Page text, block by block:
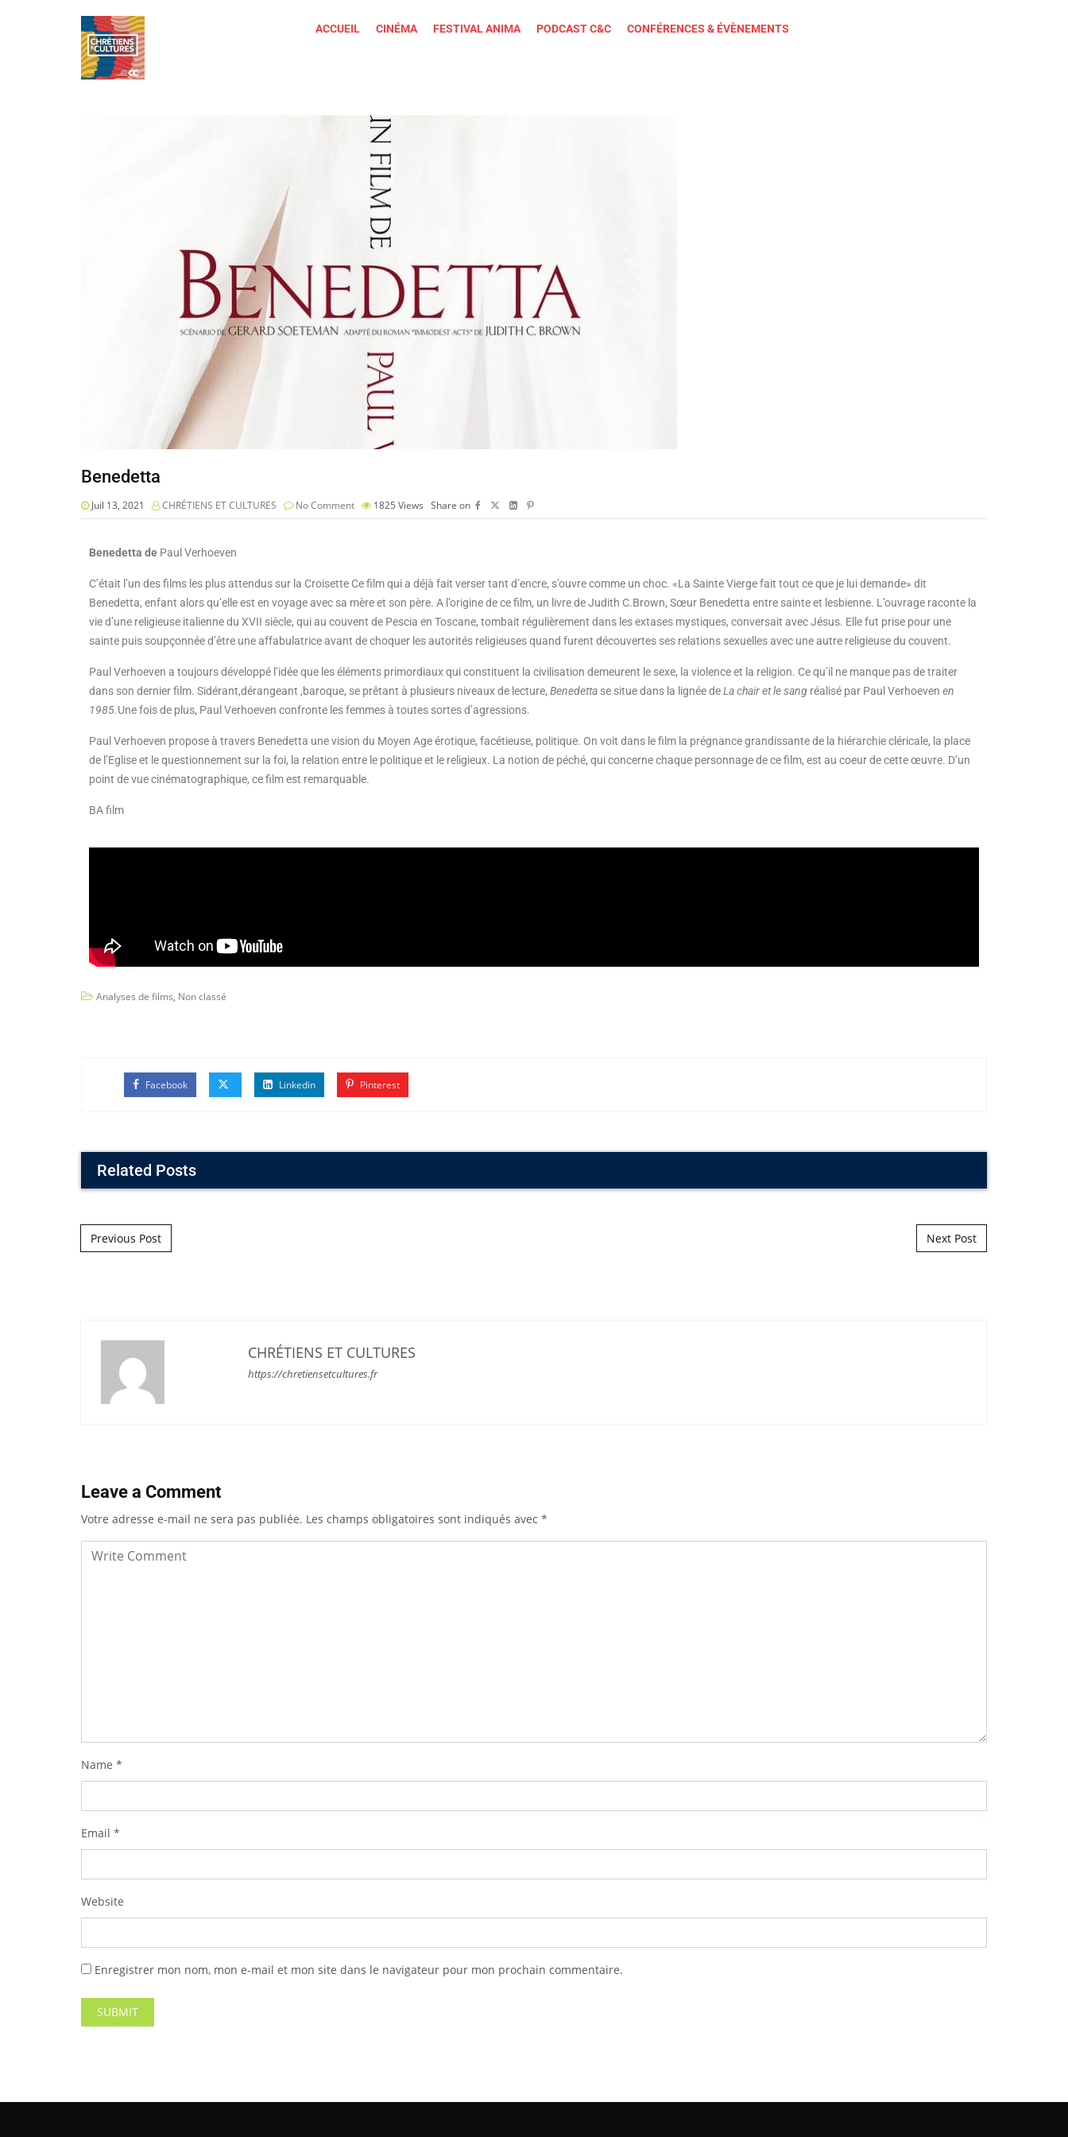
ACCUEIL CINÉMA FESTIVAL ANIMA PODCAST C&C CONFÉRENCES & ÉVÈNEMENTS
Benedetta
Juil 13, 2021 CHRÉTIENS ET CULTURES No Comment 1825 Views Share on
Benedetta de Paul Verhoeven
C’était l’un des films les plus attendus sur la Croisette Ce film qui a déjà fait verser tant d’encre, s’ouvre comme un choc. «La Sainte Vierge fait tout ce que je lui demande» dit
Benedetta, enfant alors qu’elle est en voyage avec sa mère et son père. A l’origine de ce film, un livre de Judith C.Brown, Sœur Benedetta entre sainte et lesbienne. L’ouvrage raconte la
vie d’une religieuse italienne du XVII siècle, qui au couvent de Pescia en Toscane, tombait régulièrement dans les extases mystiques, conversait avec Jésus. Elle fut prise pour une
sainte puis soupçonnée d’être une affabulatrice avant de choquer les autorités religieuses quand furent découvertes ses relations sexuelles avec une autre religieuse du couvent.
Paul Verhoeven a toujours développé l’idée que les éléments primordiaux qui constituent la civilisation demeurent le sexe, la violence et la religion. Ce qu’il ne manque pas de traiter
dans son dernier film. Sidérant,dérangeant ,baroque, se prêtant à plusieurs niveaux de lecture, Benedetta se situe dans la lignée deLa chair et le sang réalisé par Paul Verhoeven en
1985.Une fois de plus, Paul Verhoeven confronte les femmes à toutes sortes d’agressions.
Paul Verhoeven propose à travers Benedetta une vision du Moyen Age érotique, facétieuse, politique. On voit dans le film la prégnance grandissante de la hiérarchie cléricale, la place
de l’Eglise et le questionnement sur la foi, la relation entre le politique et le religieux. La notion de péché, qui concerne chaque personnage de ce film, est au coeur de cette œuvre. D’un
point de vue cinématographique, ce film est remarquable.
BA film
Analyses de films, Non classé
Facebook Linkedin Pinterest
Related Posts
Post navigation
Previous Post Next Post
CHRÉTIENS ET CULTURES
https://chretiensetcultures.fr
Leave a Comment
Votre adresse e-mail ne sera pas publiée. Les champs obligatoires sont indiqués avec *
Name *
Email *
Website
Enregistrer mon nom, mon e-mail et mon site dans le navigateur pour mon prochain commentaire.